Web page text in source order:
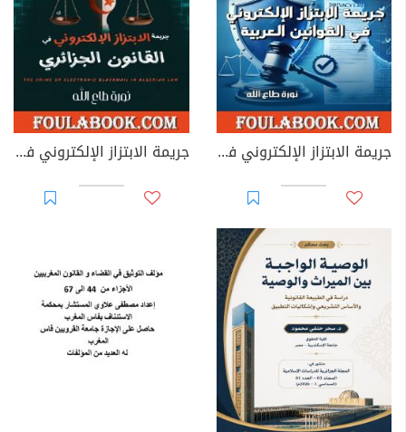
جريمة الابتزاز الإلكتروني في القوانين العربية جريمة الابتزاز الإلكتروني في القانون الجزائري